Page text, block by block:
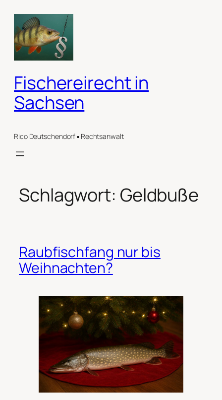
Inhalt
springen
Fischereirecht in
Sachsen
Rico Deutschendorf ▪ Rechtsanwalt
Schlagwort: Geldbuße
Raubfischfang nur bis
Weihnachten?